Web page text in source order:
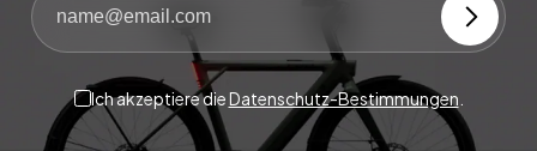
Ich akzeptiere dieDatenschutz-Bestimmungen